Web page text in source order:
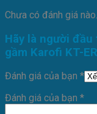
Chưa có đánh giá nào.
Hãy là người
gầm Karofi KT-
Đánh giá của bạn *
Đánh giá của bạn *